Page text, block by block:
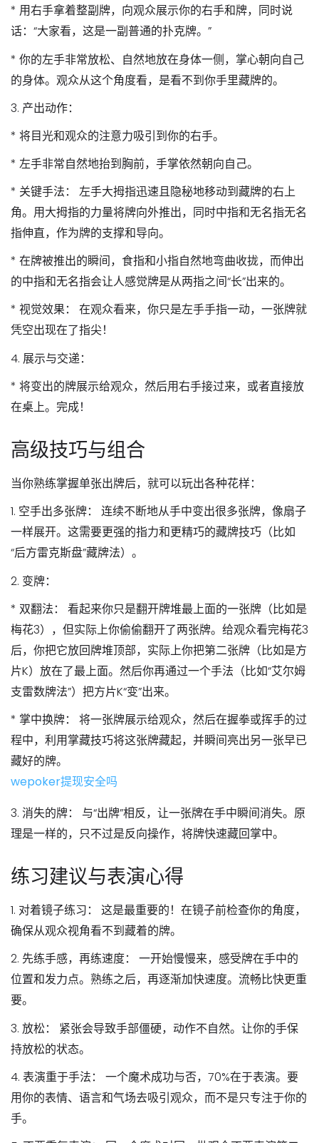
* 用右手拿着整副牌，向观众展示你的右手和牌，同时说
话：“大家看，这是一副普通的扑克牌。”
* 你的左手非常放松、自然地放在身体一侧，掌心朝向自己
的身体。观众从这个角度看，是看不到你手里藏牌的。
3. 产出动作：
* 将目光和观众的注意力吸引到你的右手。
* 左手非常自然地抬到胸前，手掌依然朝向自己。
* 关键手法：
左手大拇指迅速且隐秘地移动到藏牌的右上
角。用大拇指的力量将牌向外推出，同时中指和无名指无名
指伸直，作为牌的支撑和导向。
* 在牌被推出的瞬间，食指和小指自然地弯曲收拢，而伸出
的中指和无名指会让人感觉牌是从两指之间“长”出来的。
* 视觉效果：
在观众看来，你只是左手手指一动，一张牌就
凭空出现在了指尖！
4. 展示与交递：
* 将变出的牌展示给观众，然后用右手接过来，或者直接放
在桌上。完成！
高级技巧与组合
当你熟练掌握单张出牌后，就可以玩出各种花样：
1. 空手出多张牌：
连续不断地从手中变出很多张牌，像扇子
一样展开。这需要更强的指力和更精巧的藏牌技巧（比如
“后方雷克斯盘”藏牌法）。
2. 变牌：
* 双翻法：
看起来你只是翻开牌堆最上面的一张牌（比如是
梅花3），但实际上你偷偷翻开了两张牌。给观众看完梅花3
后，你把它放回牌堆顶部，实际上你把第二张牌（比如是方
片K）放在了最上面。然后你再通过一个手法（比如“艾尔姆
支雷数牌法”）把方片K“变”出来。
* 掌中换牌：
将一张牌展示给观众，然后在握拳或挥手的过
程中，利用掌藏技巧将这张牌藏起，并瞬间亮出另一张早已
藏好的牌。
wepoker提现安全吗
3. 消失的牌：
与“出牌”相反，让一张牌在手中瞬间消失。原
理是一样的，只不过是反向操作，将牌快速藏回掌中。
练习建议与表演心得
1. 对着镜子练习：
这是最重要的！在镜子前检查你的角度，
确保从观众视角看不到藏着的牌。
2. 先练手感，再练速度：
一开始慢慢来，感受牌在手中的
位置和发力点。熟练之后，再逐渐加快速度。流畅比快更重
要。
3. 放松：
紧张会导致手部僵硬，动作不自然。让你的手保
持放松的状态。
4. 表演重于手法：
一个魔术成功与否，70%在于表演。要
用你的表情、语言和气场去吸引观众，而不是只专注于你的
手。